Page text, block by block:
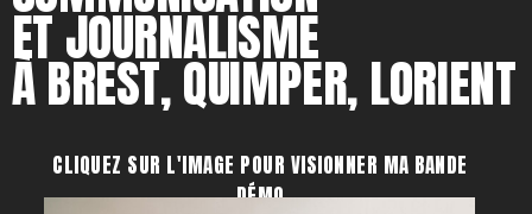
CLIQUEZ SUR L'IMAGE POUR VISIONNER MA BANDE
DÉMO
ET JOURNALISME
À BREST, QUIMPER, LORIENT